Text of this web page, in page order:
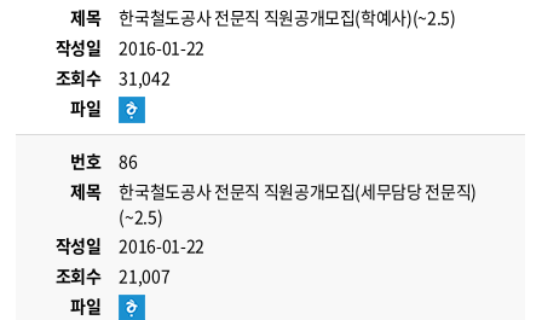
제목
한국철도공사 전문직 직원공개모집(학예사)(~2.5)
작성일
2016-01-22
조회수
31,042
파일
번호
86
제목
한국철도공사 전문직 직원공개모집(세무담당 전문직)
(~2.5)
작성일
2016-01-22
조회수
21,007
파일